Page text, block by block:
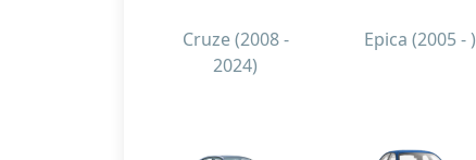
Cruze (2008 -
2024)
Epica (2005 - )